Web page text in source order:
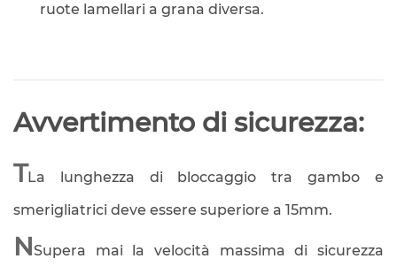
ruote lamellari a grana diversa.
Avvertimento di sicurezza:
TLa lunghezza di bloccaggio tra gambo e
smerigliatrici deve essere superiore a 15mm.
NSupera mai la velocità massima di sicurezza